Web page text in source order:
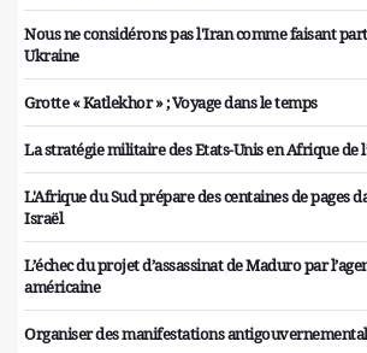
Nous ne considérons pas l'Iran comme faisant
Ukraine
Grotte « Katlekhor » ; Voyage dans le temps
La stratégie militaire des Etats-Unis en Afrique de
L'Afrique du Sud prépare des centaines de pages
Israël
L’échec du projet d’assassinat de Maduro par
américaine
Organiser des manifestations